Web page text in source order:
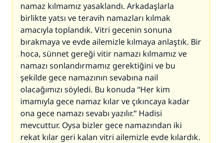
namaz kılmamız yasaklandı. Arkadaşlarla
birlikte yatsı ve teravih namazları kılmak
amacıyla toplandık. Vitri gecenin sonuna
bırakmaya ve evde ailemizle kılmaya anlaştık. Bir
hoca, sünnet gereği vitir namazı kılmamız ve
namazı sonlandırmamız gerektiğini ve bu
şekilde gece namazının sevabına nail
olacağımızı söyledi. Bu konuda “Her kim
imamıyla gece namaz kılar ve çıkıncaya kadar
ona gece namazı sevabı yazılır.” Hadisi
mevcuttur. Oysa bizler gece namazından iki
rekat kılar geri kalan vitri ailemizle evde kılardık.